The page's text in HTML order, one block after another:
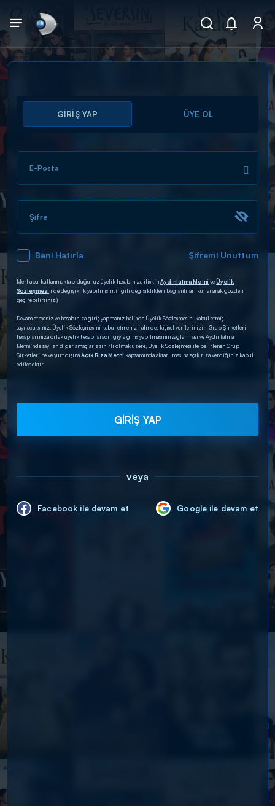
Arama
ARAMA SONUÇLARI
DİĞER SONUÇLAR
GİRİŞ YAP ÜYE OL
E-Posta
Şifre
Beni Hatırla Şifremi Unuttum
Merhaba, kullanmakta olduğunuz üyelik hesabınıza ilişkinAydınlatma Metni veÜyelik
Sözleşmesi’nde değişiklik yapılmıştır. (İlgili değişiklikleri bağlantıları kullanarak gözden
geçirebilirsiniz.)
Devam etmeniz ve hesabınıza giriş yapmanız halinde Üyelik Sözleşmesini kabul etmiş
sayılacaksınız. Üyelik Sözleşmesini kabul etmeniz halinde; kişisel verilerinizin, Grup Şirketleri
hesaplarınıza ortak üyelik hesabı aracılığıyla giriş yapılmasının sağlanması ve Aydınlatma
Metni’nde sayılan diğer amaçlarla sınırlı olmak üzere, Üyelik Sözleşmesi ile belirlenen Grup
Şirketleri’ne ve yurt dışınaAçık Rıza Metni kapsamında aktarılmasına açık rıza verdiğiniz kabul
edilecektir.
GİRİŞ YAP
veya
Facebook ile devam et Google ile devam et